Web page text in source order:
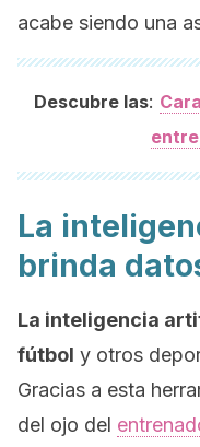
acabe siendo una
Descubre las:
La
brinda
La inteligencia
fútbol y otros
Gracias a esta
del ojo del